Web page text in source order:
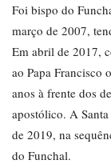
Foi bispo do
março de 2007,
Em abril de 2017,
ao Papa Francisco
anos à frente dos
apostólico. A
de 2019, na
do Funchal.